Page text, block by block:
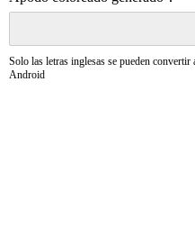
Solo las letras inglesas se pueden
Android